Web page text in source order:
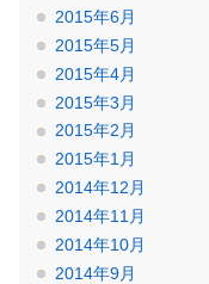
2015年6月
2015年5月
2015年4月
2015年3月
2015年2月
2015年1月
2014年12月
2014年11月
2014年10月
2014年9月